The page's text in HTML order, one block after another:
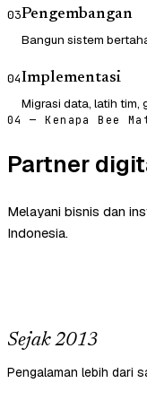
03Pengembangan
Bangun sistem
04Implementasi
Migrasi data, latih tim,
04 — Kenapa Bee
Partner
Melayani bisnis dan
Indonesia.
Sejak 2013
Pengalaman lebih dari